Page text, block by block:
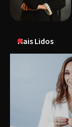
Mais Lidos